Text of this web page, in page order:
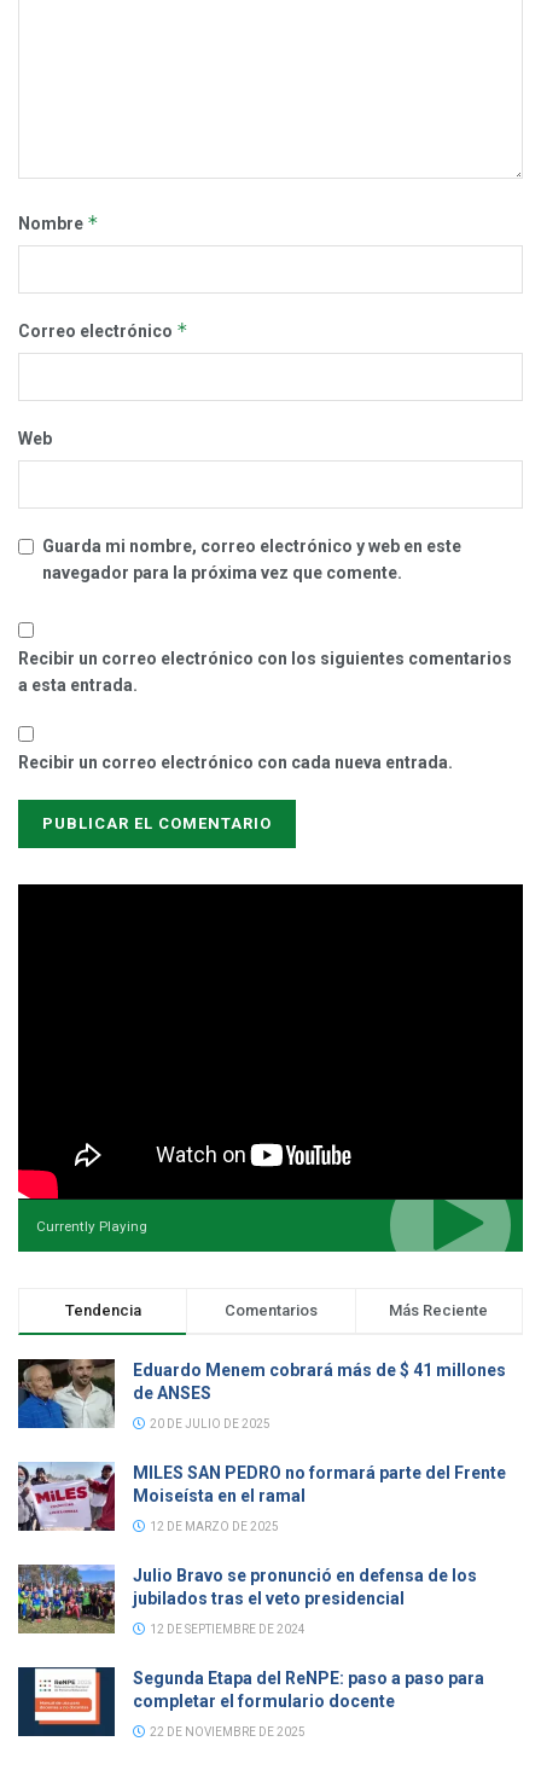
Nombre *
Correo electrónico *
Web
Guarda mi nombre, correo electrónico y web en este
navegador para la próxima vez que comente.
Recibir un correo electrónico con los siguientes comentarios
a esta entrada.
Recibir un correo electrónico con cada nueva entrada.
Currently Playing
Tendencia Comentarios Más Reciente
Eduardo Menem cobrará más de $ 41 millones
de ANSES
20 DE JULIO DE 2025
MILES SAN PEDRO no formará parte del Frente
Moiseísta en el ramal
12 DE MARZO DE 2025
Julio Bravo se pronunció en defensa de los
jubilados tras el veto presidencial
12 DE SEPTIEMBRE DE 2024
Segunda Etapa del ReNPE: paso a paso para
completar el formulario docente
22 DE NOVIEMBRE DE 2025